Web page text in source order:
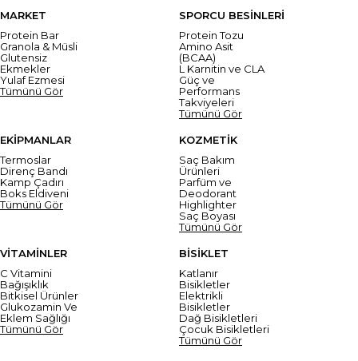
MARKET
Protein Bar
Granola & Müsli
Glutensiz
Ekmekler
Yulaf Ezmesi
Tümünü Gör
SPORCU BESİNLERİ
Protein Tozu
Amino Asit
(BCAA)
L Karnitin ve CLA
Güç ve
Performans
Takviyeleri
Tümünü Gör
EKİPMANLAR
Termoslar
Direnç Bandı
Kamp Çadırı
Boks Eldiveni
Tümünü Gör
KOZMETİK
Saç Bakım
Ürünleri
Parfüm ve
Deodorant
Highlighter
Saç Boyası
Tümünü Gör
VİTAMİNLER
C Vitamini
Bağışıklık
Bitkisel Ürünler
Glukozamin Ve
Eklem Sağlığı
Tümünü Gör
BİSİKLET
Katlanır
Bisikletler
Elektrikli
Bisikletler
Dağ Bisikletleri
Çocuk Bisikletleri
Tümünü Gör